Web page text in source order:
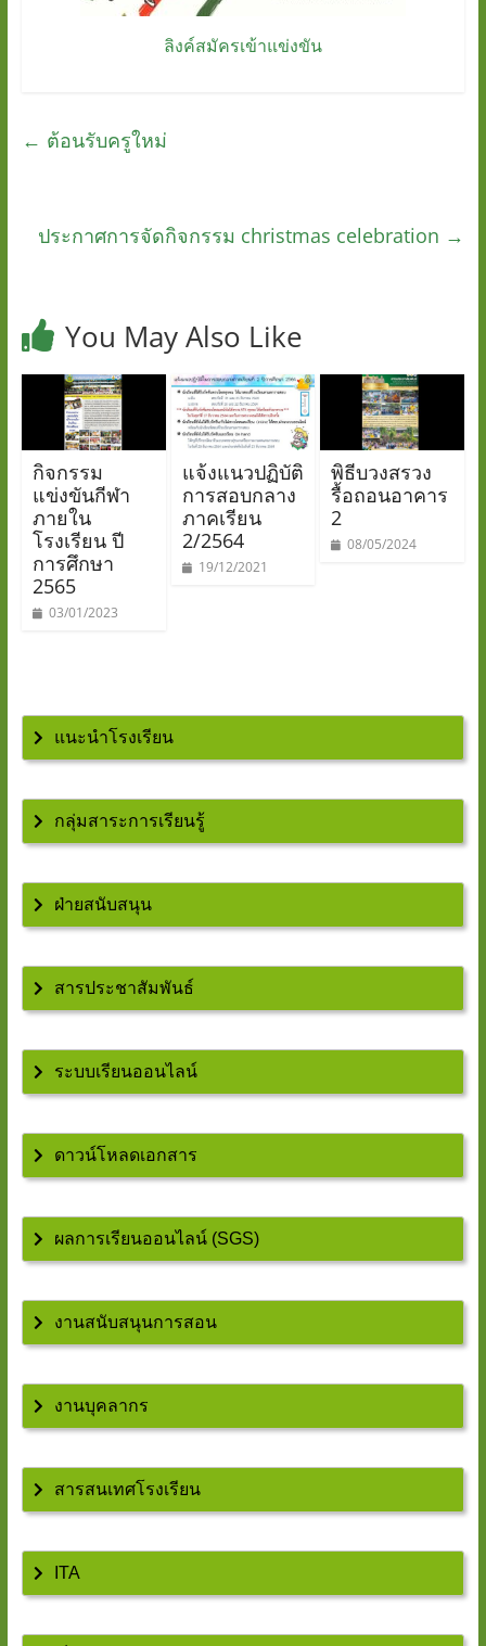
ลิงค์สมัครเข้าแข่งขัน
← ต้อนรับครูใหม่
ประกาศการจัดกิจกรรม christmas celebration →
You May Also Like
กิจกรรม
แข่งขันกีฬา
ภายใน
โรงเรียน ปี
การศึกษา
2565
03/01/2023
แจ้งแนวปฏิบัติ
การสอบกลาง
ภาคเรียน
2/2564
19/12/2021
พิธีบวงสรวง
รื้อถอนอาคาร
2
08/05/2024
แนะนำโรงเรียน
กลุ่มสาระการเรียนรู้
ฝ่ายสนับสนุน
สารประชาสัมพันธ์
ระบบเรียนออนไลน์
ดาวน์โหลดเอกสาร
ผลการเรียนออนไลน์ (SGS)
งานสนับสนุนการสอน
งานบุคลากร
สารสนเทศโรงเรียน
ITA